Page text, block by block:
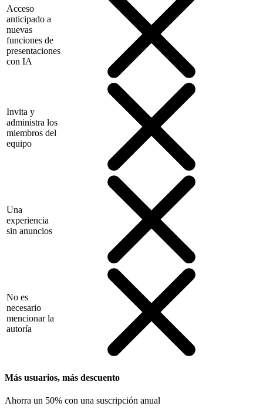
Acceso
anticipado a
nuevas
funciones de
presentaciones
con IA
Invita y
administra los
miembros del
equipo
Una
experiencia
sin anuncios
No es
necesario
mencionar la
autoría
Más usuarios, más descuento
Ahorra un 50% con una suscripción anual